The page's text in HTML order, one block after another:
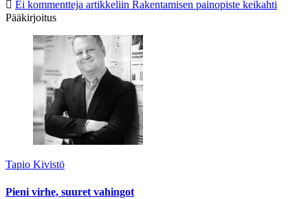
Ei kommentteja artikkeliin Rakentamisen painopiste keikahti
Pääkirjoitus
Tapio Kivistö
Pieni virhe, suuret vahingot